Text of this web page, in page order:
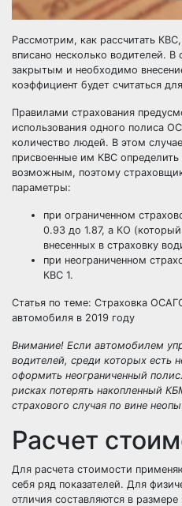
Рассмотрим, как рассчитать
вписано несколько водителей. В
закрытым и необходимо
коэффициент будет считаться
Правилами страхования
использования одного полиса
количество людей. В этом
присвоенные им КВС определить
возможным, поэтому
параметры:
при ограниченном
0.93 до 1.87, а КО (который
внесенных в страховку
при неограниченном
КВС 1.
Статья по теме: Страховка
автомобиля в 2019 году
Внимание! Если автомобилем
водителей, среди которых есть
оформить неограниченный
рисках потерять накопленный
страхового случая по вине
Расчет
Для расчета стоимости
себя ряд показателей. Для
отличия составляются в